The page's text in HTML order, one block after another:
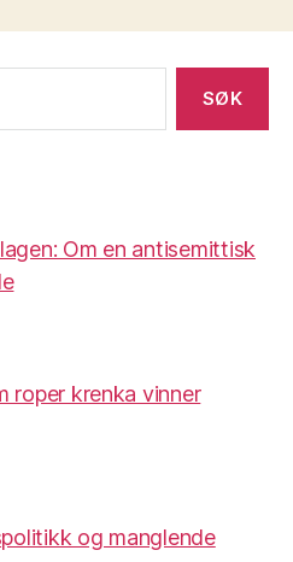
Om en antisemittisk
roper krenka vinner
og manglende